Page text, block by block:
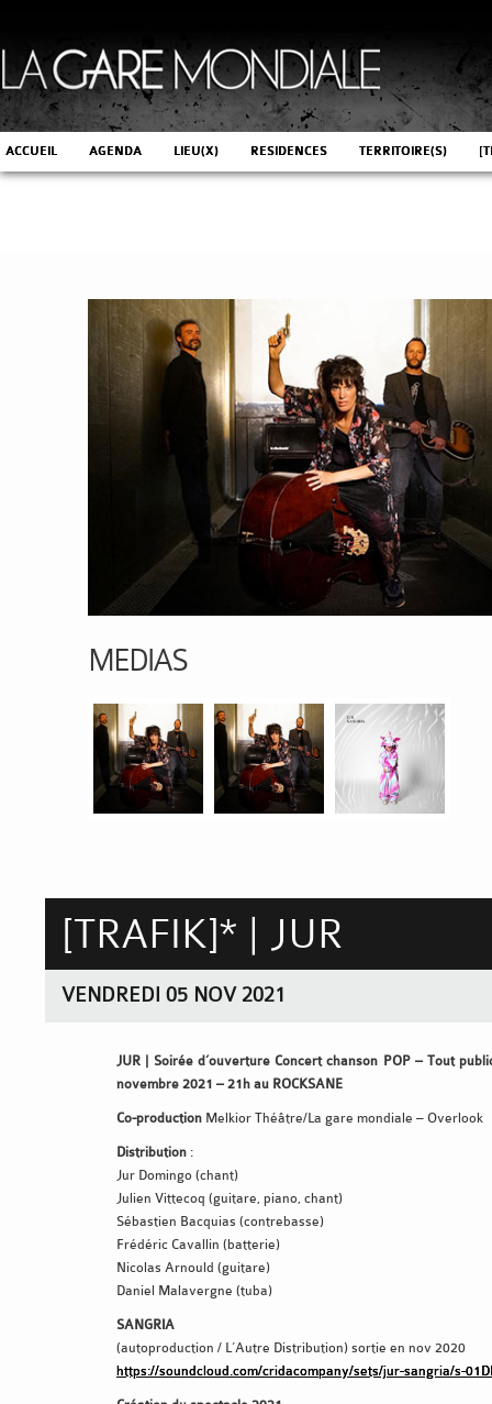
ACCUEIL AGENDA LIEU(X) RESIDENCES TERRITOIRE(S)
MEDIAS
[TRAFIK]* | JUR
VENDREDI 05 NOV 2021
JUR | Soirée d’ouverture Concert chanson POP – Tout
novembre 2021 – 21h au ROCKSANE
Co-production Melkior Théâtre/La gare mondiale – Overlook
Distribution :
Jur Domingo (chant)
Julien Vittecoq (guitare, piano, chant)
Sébastien Bacquias (contrebasse)
Frédéric Cavallin (batterie)
Nicolas Arnould (guitare)
Daniel Malavergne (tuba)
SANGRIA
(autoproduction / L’Autre Distribution) sortie en nov 2020
https://soundcloud.com/cridacompany/sets/jur-sangria/s-